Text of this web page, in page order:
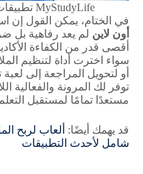
MyStudyLife تطبيقات للدراسة أون لاين
في الختام، يمكن القول إن
أون لاين لم يعد رفاهية بل
أقصى قدر من الكفاءة
سواء اخترت أداة لتنظيم
أو لتحويل المراجعة إلى
توفر لك المرونة والفعالية
مستعدًا تمامًا لمستقبل
قد يهمك أيضًا:
شامل لأحدث التطبيقات